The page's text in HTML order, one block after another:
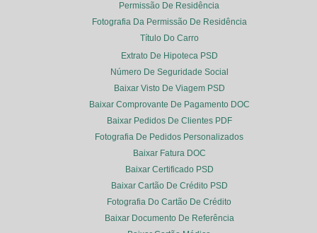
Permissão De Residência
Fotografia Da Permissão De Residência
Título Do Carro
Extrato De Hipoteca PSD
Número De Seguridade Social
Baixar Visto De Viagem PSD
Baixar Comprovante De Pagamento DOC
Baixar Pedidos De Clientes PDF
Fotografia De Pedidos Personalizados
Baixar Fatura DOC
Baixar Certificado PSD
Baixar Cartão De Crédito PSD
Fotografia Do Cartão De Crédito
Baixar Documento De Referência